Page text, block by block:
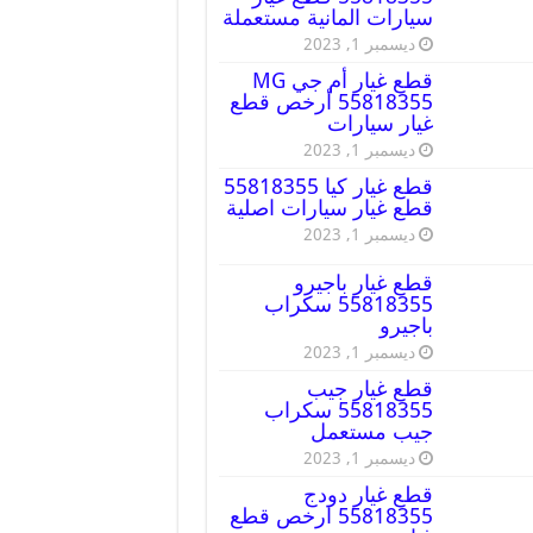
سيارات المانية مستعملة
ديسمبر 1, 2023
قطع غيار أم جي MG
55818355 أرخص قطع
غيار سيارات
ديسمبر 1, 2023
قطع غيار كيا 55818355
قطع غيار سيارات اصلية
ديسمبر 1, 2023
قطع غيار باجيرو
55818355 سكراب
باجيرو
ديسمبر 1, 2023
قطع غيار جيب
55818355 سكراب
جيب مستعمل
ديسمبر 1, 2023
قطع غيار دودج
55818355 ارخص قطع